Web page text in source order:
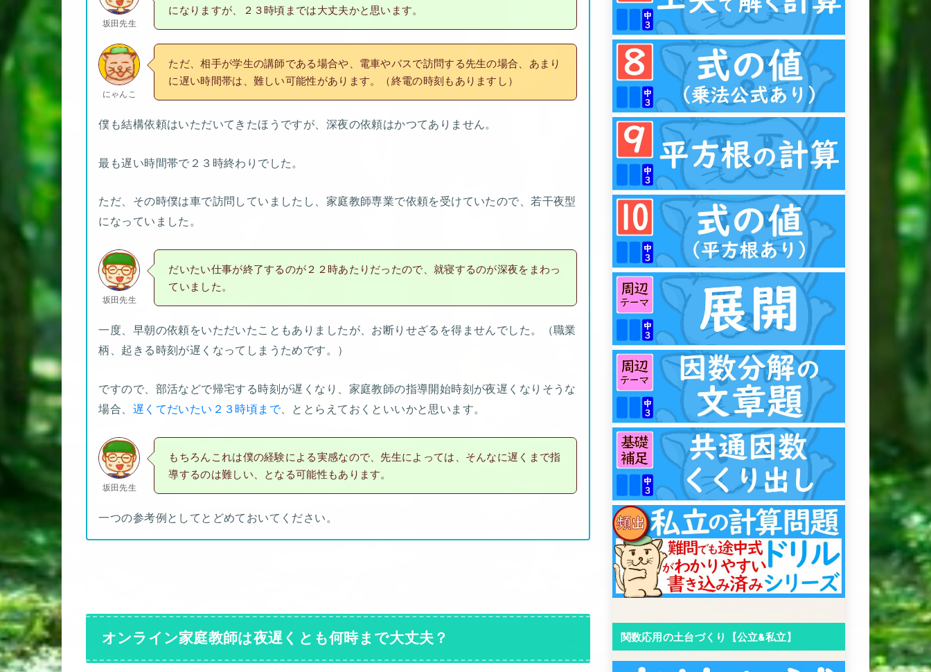
坂田先生
になりますが、２３時頃までは大丈夫かと思います。
にゃんこ
ただ、相手が学生の講師である場合や、電車やバスで訪問する先生の場合、あまり
に遅い時間帯は、難しい可能性があります。（終電の時刻もありますし）
僕も結構依頼はいただいてきたほうですが、深夜の依頼はかつてありません。
最も遅い時間帯で２３時終わりでした。
ただ、その時僕は車で訪問していましたし、家庭教師専業で依頼を受けていたので、若干夜型
になっていました。
坂田先生
だいたい仕事が終了するのが２２時あたりだったので、就寝するのが深夜をまわっ
ていました。
一度、早朝の依頼をいただいたこともありましたが、お断りせざるを得ませんでした。（職業
柄、起きる時刻が遅くなってしまうためです。）
ですので、部活などで帰宅する時刻が遅くなり、家庭教師の指導開始時刻が夜遅くなりそうな
場合、 遅くてだいたい２３時頃まで、ととらえておくといいかと思います。
坂田先生
もちろんこれは僕の経験による実感なので、先生によっては、そんなに遅くまで指
導するのは難しい、となる可能性もあります。
一つの参考例としてとどめておいてください。
オンライン家庭教師は夜遅くとも何時まで大丈夫？ 関数応用の土台づくり【公立&私立】